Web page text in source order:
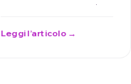
porta a concentrarsi
Leggi l’articolo →